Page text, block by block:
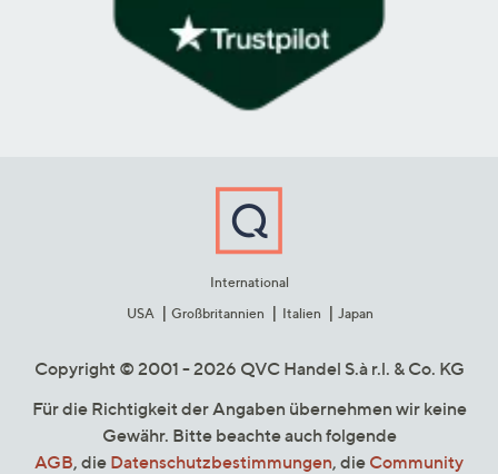
International
USA
Großbritannien Italien Japan
Copyright © 2001 - 2026 QVC Handel S.à r.l. & Co. KG
Für die Richtigkeit der Angaben übernehmen wir keine
Gewähr. Bitte beachte auch folgende
AGB, die Datenschutzbestimmungen, die Community